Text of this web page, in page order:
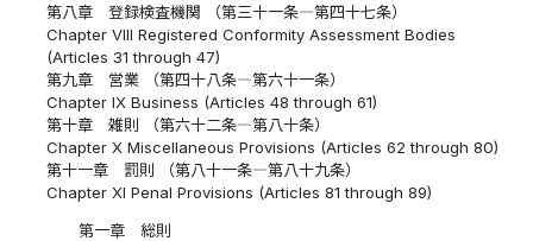
第八章 登録検査機関 （第三十一条―第四十七条）
Chapter VIII Registered Conformity Assessment Bodies
(Articles 31 through 47)
第九章 営業 （第四十八条―第六十一条）
Chapter IX Business (Articles 48 through 61)
第十章 雑則 （第六十二条―第八十条）
Chapter X Miscellaneous Provisions (Articles 62 through 80)
第十一章 罰則 （第八十一条―第八十九条）
Chapter XI Penal Provisions (Articles 81 through 89)
第一章 総則